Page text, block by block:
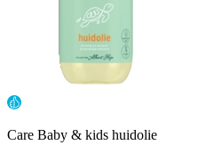
Care Baby & kids huidolie